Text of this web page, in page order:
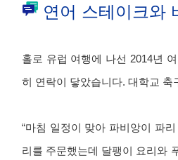
연어 스테이크와
홀로 유럽 여행에 나선 2014년
히 연락이 닿았습니다. 대학교
“마침 일정이 맞아 파비앙이 파
리를 주문했는데 달팽이 요리와